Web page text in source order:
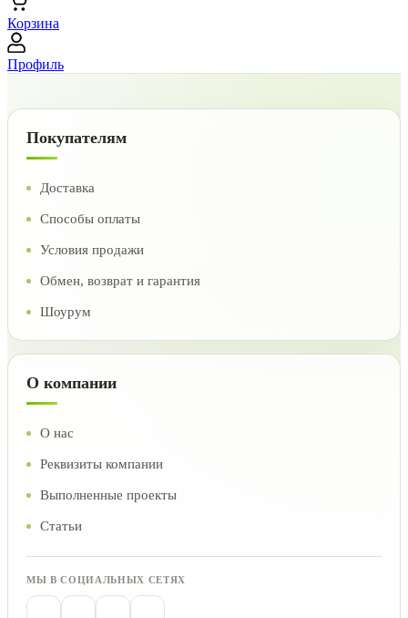
Корзина
Профиль
Покупателям
Доставка
Способы оплаты
Условия продажи
Обмен, возврат и гарантия
Шоурум
О компании
О нас
Реквизиты компании
Выполненные проекты
Статьи
МЫ В СОЦИАЛЬНЫХ СЕТЯХ